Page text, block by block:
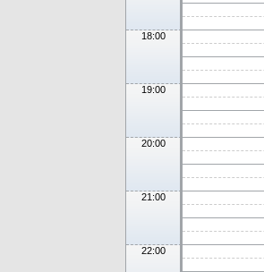
18:00
19:00
20:00
21:00
22:00